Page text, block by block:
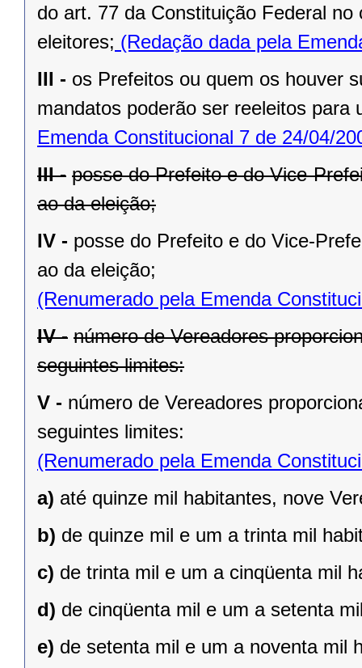
do art. 77 da Constituição Federal
eleitores; (Redação dada pela
III - os Prefeitos ou quem os houver
mandatos poderão ser reeleitos para
Emenda Constitucional 7 de 24/04/
III - posse do Prefeito e do Vice-
ao da eleição;
IV - posse do Prefeito e do Vice-
ao da eleição;
(Renumerado pela Emenda
IV - número de Vereadores
seguintes limites:
V - número de Vereadores
seguintes limites:
(Renumerado pela Emenda
a) até quinze mil habitantes, nove
b) de quinze mil e um a trinta mil
c) de trinta mil e um a cinqüenta mil
d) de cinqüenta mil e um a setenta
e) de setenta mil e um a noventa mil